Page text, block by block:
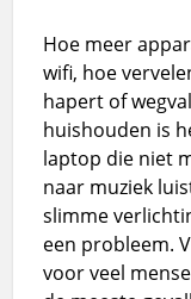
Hoe meer
wifi, hoe
hapert of
huishouden is
laptop die niet
naar muziek
slimme
een probleem.
voor veel